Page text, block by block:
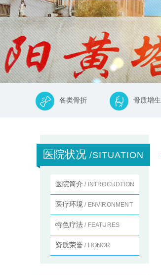
各类骨折 骨质增生
医院状况 /SITUATION
医院简介 / INTROCUDTION
医疗环境 / ENVIRONMENT
特色疗法 / FEATURES
资质荣誉 / HONOR